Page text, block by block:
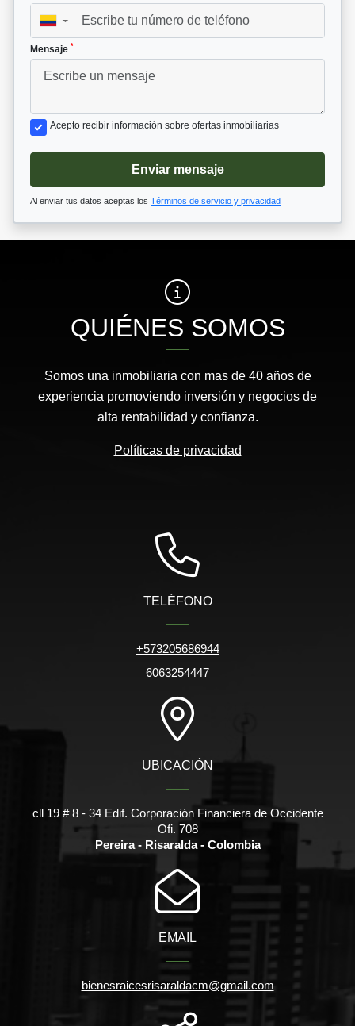
▼
Mensaje *
Acepto recibir información sobre ofertas inmobiliarias
Enviar mensaje
Al enviar tus datos aceptas los Términos de servicio y privacidad
QUIÉNES SOMOS
Somos una inmobiliaria con mas de 40 años de
experiencia promoviendo inversión y negocios de
alta rentabilidad y confianza.
Políticas de privacidad
TELÉFONO
+573205686944
6063254447
UBICACIÓN
cll 19 # 8 - 34 Edif. Corporación Financiera de Occidente
Ofi. 708
Pereira - Risaralda - Colombia
EMAIL
bienesraicesrisaraldacm@gmail.com